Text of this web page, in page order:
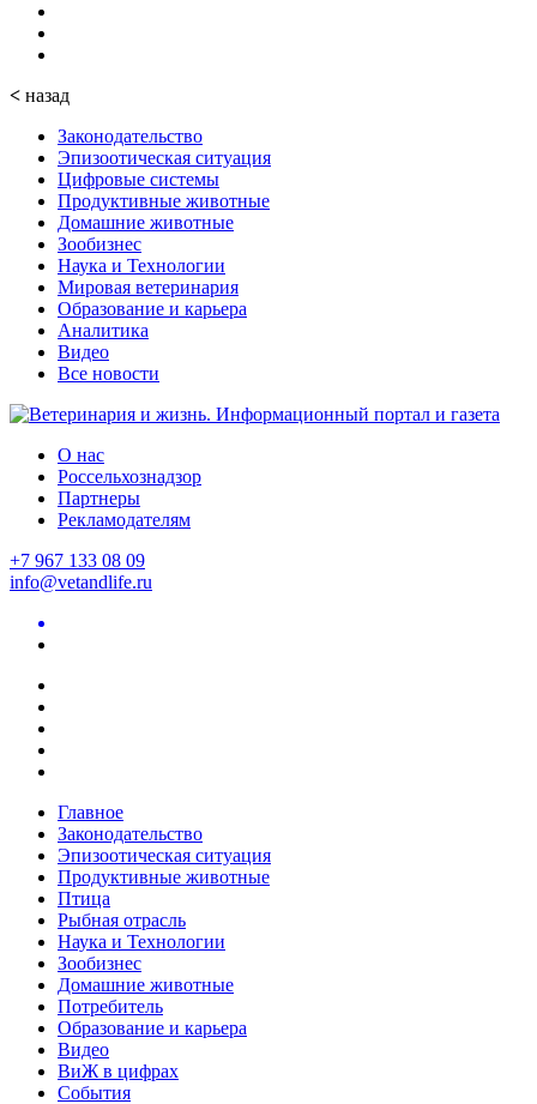
< назад
Законодательство
Эпизоотическая ситуация
Цифровые системы
Продуктивные животные
Домашние животные
Зообизнес
Наука и Технологии
Мировая ветеринария
Образование и карьера
Аналитика
Видео
Все новости
О нас
Россельхознадзор
Партнеры
Рекламодателям
+7 967 133 08 09
info@vetandlife.ru
Главное
Законодательство
Эпизоотическая ситуация
Продуктивные животные
Птица
Рыбная отрасль
Наука и Технологии
Зообизнес
Домашние животные
Потребитель
Образование и карьера
Видео
ВиЖ в цифрах
События